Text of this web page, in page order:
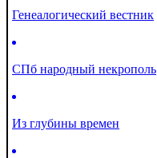
Генеалогический вестник
СПб народный некрополь
Из глубины времен